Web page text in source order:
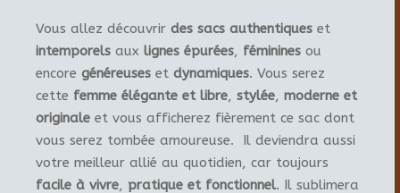
Vous allez découvrir des sacs authentiques et
intemporels aux lignes épurées, féminines ou
encore généreuses et dynamiques. Vous serez
cette femme élégante et libre, stylée, moderne et
originale et vous afficherez fièrement ce sac dont
vous serez tombée amoureuse. Il deviendra aussi
votre meilleur allié au quotidien, car toujours
facile à vivre, pratique et fonctionnel. Il sublimera